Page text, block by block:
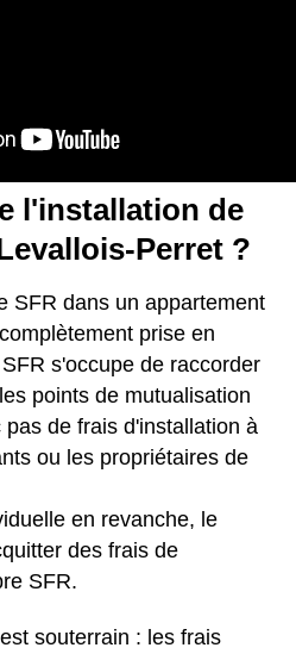
l'installation de
Perret ?
SFR dans un appartement
prise en
s'occupe de raccorder
points de mutualisation
de frais d'installation à
ou les propriétaires de
en revanche, le
des frais de
SFR.
souterrain : les frais